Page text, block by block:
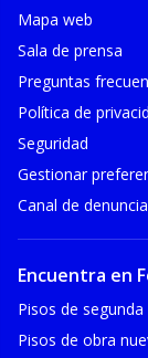
Mapa web
Sala de prensa
Preguntas
Política de
Seguridad
Gestionar
Canal de
Encuentra en
Pisos de
Pisos de obra